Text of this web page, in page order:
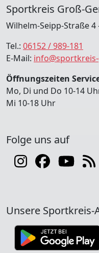
Sportkreis Groß-
Wilhelm-Seipp-Straße 4
Tel.: 06152 / 989-181
E-Mail:
Öffnungszeiten
Mo, Di und Do 10-14
Mi 10-18 Uhr
Folge uns auf
Unsere